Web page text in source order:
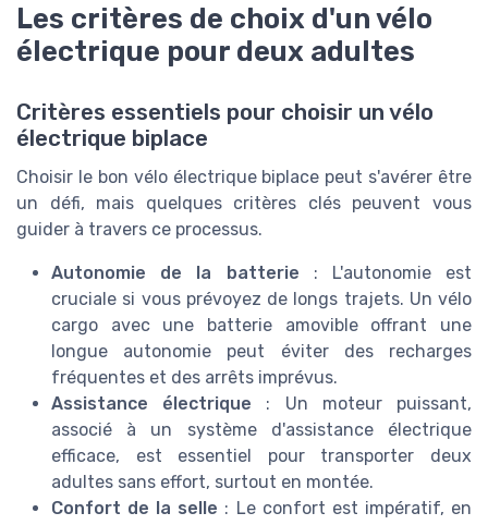
Les critères de choix d'un vélo
électrique pour deux adultes
Critères essentiels pour choisir un vélo
électrique biplace
Choisir le bon vélo électrique biplace peut s'avérer être
un défi, mais quelques critères clés peuvent vous
guider à travers ce processus.
Autonomie de la batterie : L'autonomie est
cruciale si vous prévoyez de longs trajets. Un vélo
cargo avec une batterie amovible offrant une
longue autonomie peut éviter des recharges
fréquentes et des arrêts imprévus.
Assistance électrique : Un moteur puissant,
associé à un système d'assistance électrique
efficace, est essentiel pour transporter deux
adultes sans effort, surtout en montée.
Confort de la selle : Le confort est impératif, en